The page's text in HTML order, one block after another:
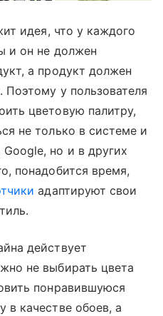
идея, что у каждого
и он не должен
а продукт должен
Поэтому у пользователя
цветовую палитру,
не только в системе и
но и в других
понадобится время,
адаптируют свои
действует
не выбирать цвета
понравившуюся
в качестве обоев, а